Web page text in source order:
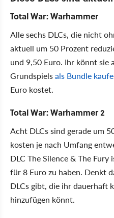
Total War: Warhammer
Alle sechs DLCs, die nicht
aktuell um 50 Prozent
und 9,50 Euro. Ihr könnt sie
Grundspielsals Bundle
Euro kostet.
Total War: Warhammer 2
Acht DLCs sind gerade um
kosten je nach Umfang
DLC The Silence & The
für 8 Euro zu haben. Denkt
DLCs gibt, die ihr dauerhaft
hinzufügen könnt.